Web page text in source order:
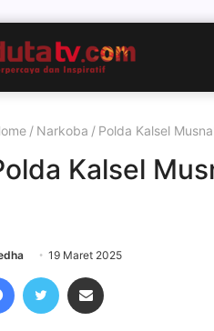
/ Narkoba / Polda Kalsel
Kalsel
19 Maret 2025
FacebookTwitter